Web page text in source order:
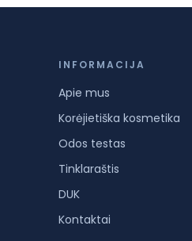
INFORMACIJA
Apie mus
Korėjietiška kosmetika
Odos testas
Tinklaraštis
DUK
Kontaktai